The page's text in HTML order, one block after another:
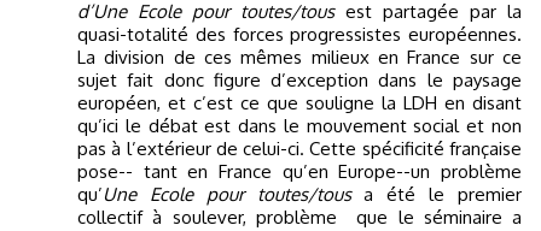
d’Une Ecole pour toutes/tousest partagée par la
quasi-totalité des forces progressistes européennes.
La division de ces mêmes milieux en France sur ce
sujet fait donc figure d’exception dans le paysage
européen, et c’est ce que souligne la LDH en disant
qu’ici le débat est dans le mouvement social et non
pas à l’extérieur de celui-ci. Cette spécificité française
pose-- tant en France qu’en Europe--un problème
qu’Une Ecole pour toutes/tousa été le premier
collectif à soulever, problème
que le séminaire a